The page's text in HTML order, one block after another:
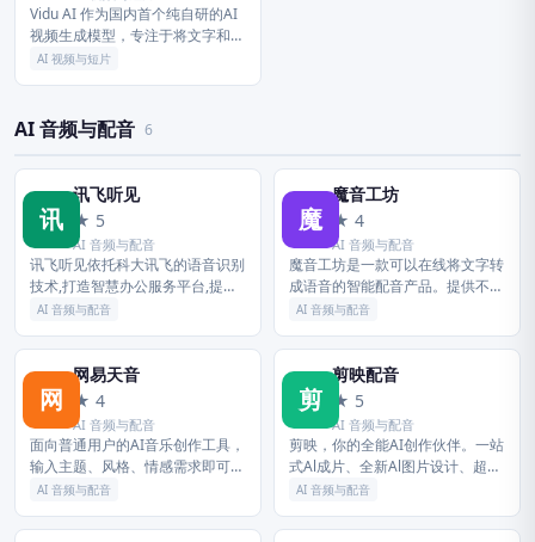
Vidu AI 作为国内首个纯自研的AI
视频生成模型，专注于将文字和图
像转化为高质量的动态视频的同
AI 视频与短片
AI 音频与配音 6
讯
讯飞听见
★ 5
AI 音频与配音
讯飞听见依托科大讯飞的语音识别
技术,打造智慧办公服务平台,提供
语音转文字、录音转文字、AI写
加字幕、同声翻译、语音翻译等服
务...
AI 音频与配音
魔
魔音工坊
★ 4
AI 音频与配音
魔音工坊是一款可以在线将文字转
成语音的智能配音产品。提供不同
性别、不同口音的真人声音，在你
短视频等需要配音的内容进行配
音。是...
AI 音频与配音
网
网易天音
★ 4
AI 音频与配音
面向普通用户的AI音乐创作工具，
输入主题、风格、情感需求即可自
动生成包含词曲、编曲的完整音
原创音乐作品。
AI 音频与配音
剪
剪映配音
★ 5
AI 音频与配音
剪映，你的全能AI创作伙伴。一站
式Al成片、全新Al图片设计、超智
能Al配音、多轨道编辑AI功能等，
手，专业创作者也能高效出片...
AI 音频与配音